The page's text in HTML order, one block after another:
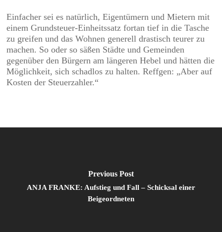
Einfacher sei es natürlich, Eigentümern und Mietern mit
einem Grundsteuer-Einheitssatz fortan tief in die Tasche
zu greifen und das Wohnen generell drastisch teurer zu
machen. So oder so säßen Städte und Gemeinden
gegenüber den Bürgern am längeren Hebel und hätten die
Möglichkeit, sich schadlos zu halten. Reffgen: „Aber auf
Kosten der Steuerzahler.“
Previous Post
ANJA FRANKE: Aufstieg und Fall – Schicksal einer
Beigeordneten